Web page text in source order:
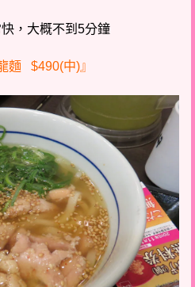
，大概不到5分鐘
麵 $490(中)』